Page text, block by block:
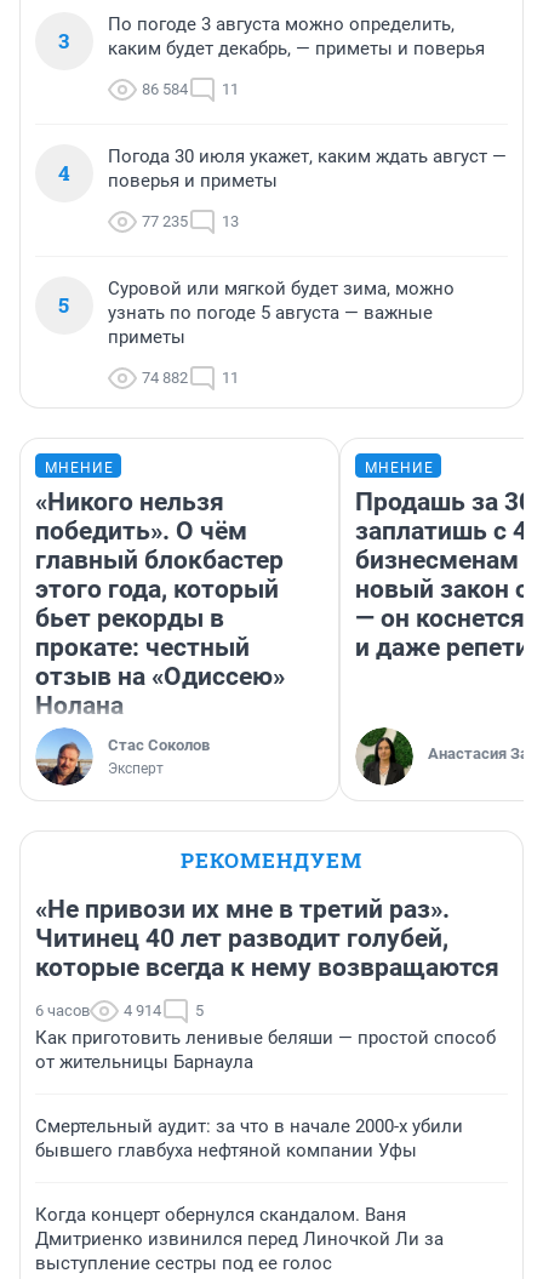
3
По погоде 3 августа можно определить,
каким будет декабрь, — приметы и поверья
86 584 11
4
Погода 30 июля укажет, каким ждать август —
поверья и приметы
77 235 13
5
Суровой или мягкой будет зима, можно
узнать по погоде 5 августа — важные
приметы
74 882 11
МНЕНИЕ
«Никого нельзя
победить». О чём
главный блокбастер
этого года, который
бьет рекорды в
прокате: честный
отзыв на «Одиссею»
Нолана
Стас Соколов
Эксперт
МНЕНИЕ
Продашь за
заплатишь с
бизнесменам
новый закон о
— он коснется
и даже
Анастасия
РЕКОМЕНДУЕМ
«Не привози их мне в третий раз».
Читинец 40 лет разводит голубей,
которые всегда к нему возвращаются
6 часов 4 914 5
Как приготовить ленивые беляши — простой способ
от жительницы Барнаула
Смертельный аудит: за что в начале 2000-х убили
бывшего главбуха нефтяной компании Уфы
Когда концерт обернулся скандалом. Ваня
Дмитриенко извинился перед Линочкой Ли за
выступление сестры под ее голос